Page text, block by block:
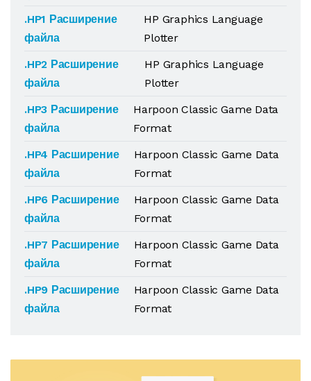
.HP1 Расширение
файла
HP Graphics Language
Plotter
.HP2 Расширение
файла
HP Graphics Language
Plotter
.HP3 Расширение
файла
Harpoon Classic Game Data
Format
.HP4 Расширение
файла
Harpoon Classic Game Data
Format
.HP6 Расширение
файла
Harpoon Classic Game Data
Format
.HP7 Расширение
файла
Harpoon Classic Game Data
Format
.HP9 Расширение
файла
Harpoon Classic Game Data
Format